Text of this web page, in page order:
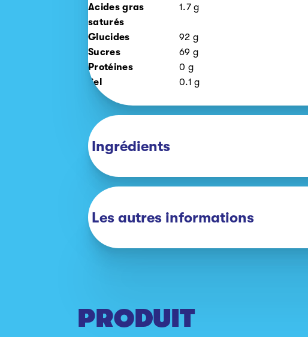
Acides gras
saturés
1.7 g
Glucides 92 g
Sucres
69 g
Protéines
0 g
Sel
0.1 g
Ingrédients
Les autres informations
PRODUIT